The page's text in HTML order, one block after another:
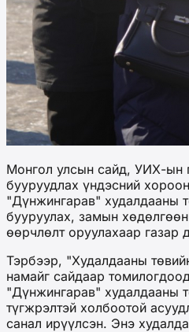
Монгол улсын сайд, УИХ-ын
бууруудлах үндэсний
"Дүнжингарав" худалдааны
бууруулах, замын
өөрчлөлт оруулахаар газар
Тэрбээр, "Худалдааны
намайг сайдаар
"Дүнжингарав" худалдааны
түгжрэлтэй холбоотой
санал ирүүлсэн. Энэ